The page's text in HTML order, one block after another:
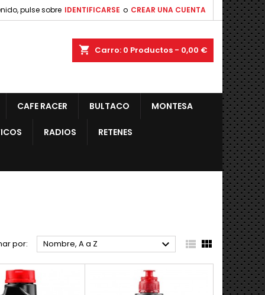
pulse sobre IDENTIFICARSE o CREAR UNA CUENTA
shopping_cart Carro: 0 Productos - 0,00 €
CAFE RACER BULTACO MONTESA
RADIOS RETENES
por: Nombre, A a Z   